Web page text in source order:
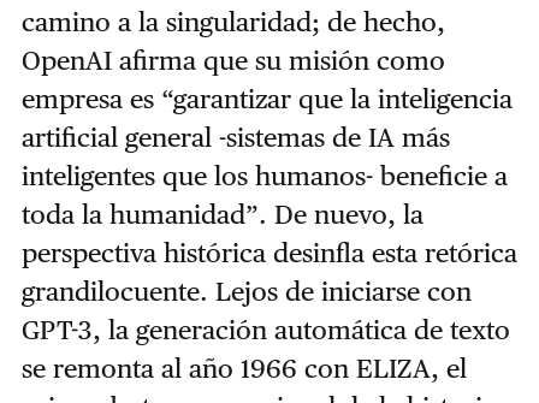
camino a la singularidad; de hecho,
OpenAI afirma que su misión como
empresa es “garantizar que la inteligencia
artificial general -sistemas de IA más
inteligentes que los humanos- beneficie a
toda la humanidad”. De nuevo, la
perspectiva histórica desinfla esta retórica
grandilocuente. Lejos de iniciarse con
GPT-3, la generación automática de texto
se remonta al año 1966 con ELIZA, el